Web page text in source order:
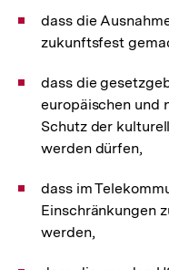
dass die
zukunftsfest
dass die
europäischen und
Schutz der
werden dürfen,
dass im
Einschränkungen
werden,